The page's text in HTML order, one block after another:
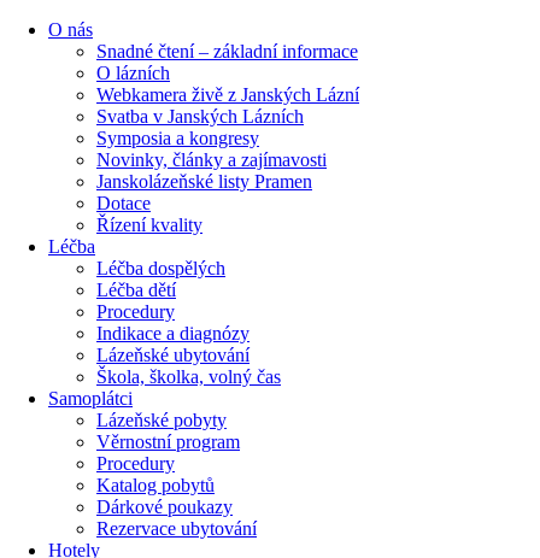
O nás
Snadné čtení – základní informace
O lázních
Webkamera živě z Janských Lázní
Svatba v Janských Lázních
Symposia a kongresy
Novinky, články a zajímavosti
Janskolázeňské listy Pramen
Dotace
Řízení kvality
Léčba
Léčba dospělých
Léčba dětí
Procedury
Indikace a diagnózy
Lázeňské ubytování
Škola, školka, volný čas
Samoplátci
Lázeňské pobyty
Věrnostní program
Procedury
Katalog pobytů
Dárkové poukazy​
Rezervace ubytování
Hotely